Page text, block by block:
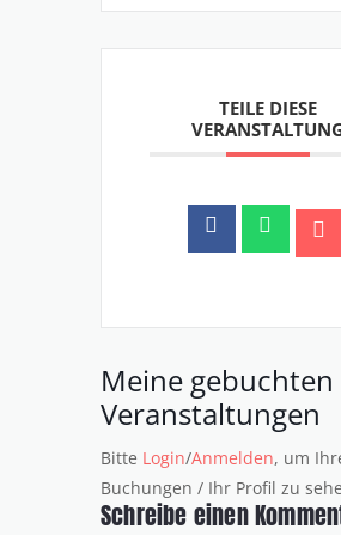
TEILE DIESE
Meine gebuchten
Veranstaltungen
Bitte Login/Anmelden, um
Buchungen / Ihr Profil zu
Schreibe einen